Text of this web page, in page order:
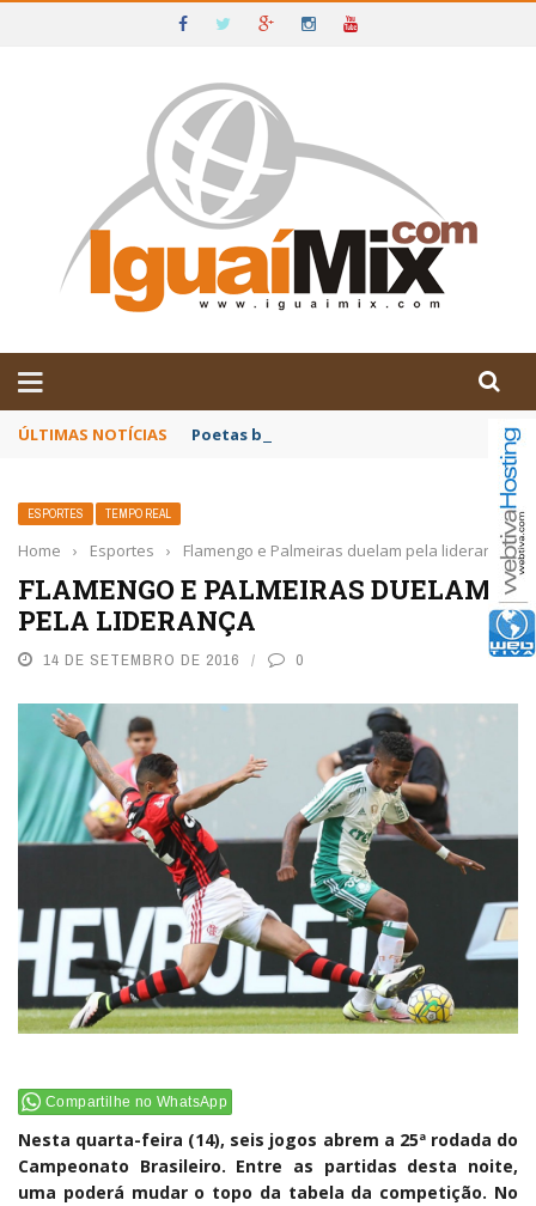
IGUAÍ E SUDOESTE DA BAHIA
ÚLTIMAS NOTÍCIAS Poetas baianos representam o Brasil no
ESPORTES TEMPO REAL
Home › Esportes › Flamengo e Palmeiras duelam pela liderança
FLAMENGO E PALMEIRAS DUELAM
PELA LIDERANÇA
14 DE SETEMBRO DE 2016 0
Compartilhe no WhatsApp
Nesta quarta-feira (14), seis jogos abrem a 25ª rodada do
Campeonato Brasileiro. Entre as partidas desta noite,
uma poderá mudar o topo da tabela da competição. No